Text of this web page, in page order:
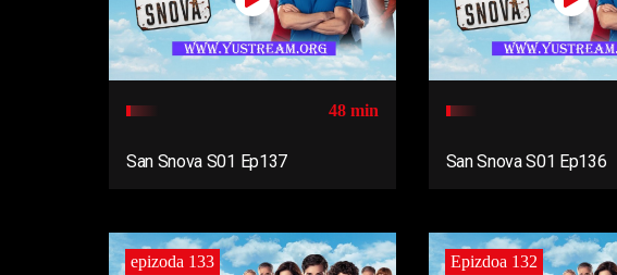
48 min
San Snova S01 Ep137 San Snova S01 Ep136
epizoda 133 Epizdoa 132